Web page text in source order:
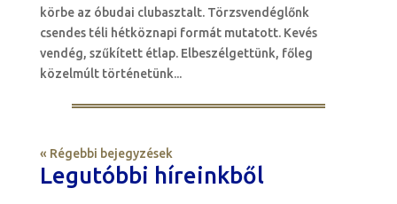
körbe az óbudai clubasztalt. Törzsvendéglőnk
csendes téli hétköznapi formát mutatott. Kevés
vendég, szűkített étlap. Elbeszélgettünk, főleg
közelmúlt történetünk...
« Régebbi bejegyzések
Legutóbbi híreinkből